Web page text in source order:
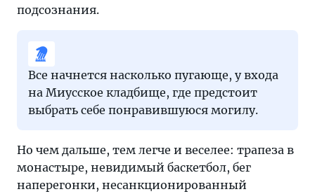
подсознания.
Все начнется насколько пугающе, у входа
на Миусское кладбище, где предстоит
выбрать себе понравившуюся могилу.
Но чем дальше, тем легче и веселее: трапеза в
монастыре, невидимый баскетбол, бег
наперегонки, несанкционированный